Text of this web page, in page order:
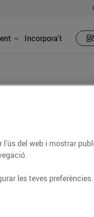
Incorpora't
d’actualitat
temes.
del web i mostrar
les teves preferències.